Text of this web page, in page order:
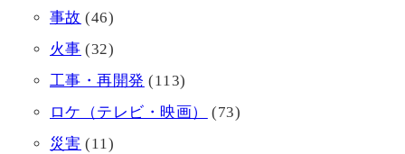
事故 (46)
火事 (32)
工事・再開発 (113)
ロケ（テレビ・映画）
(73)
災害 (11)